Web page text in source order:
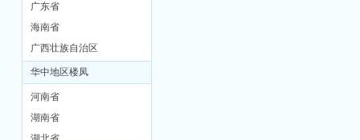
茶
广东省
海南省
广西壮族自治区
华中地区楼凤
河南省
湖南省